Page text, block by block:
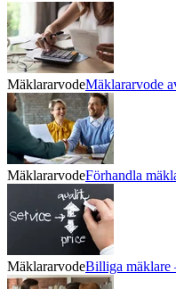
MäklararvodeMäklararvode
MäklararvodeFörhandla
MäklararvodeBilliga mäklare